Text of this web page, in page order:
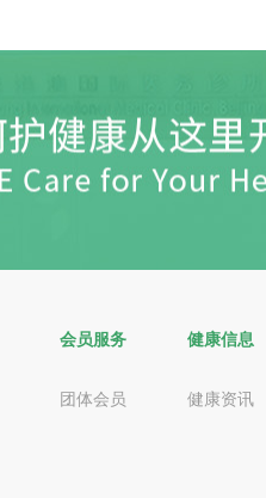
会员服务
团体会员
健康信息
健康资讯